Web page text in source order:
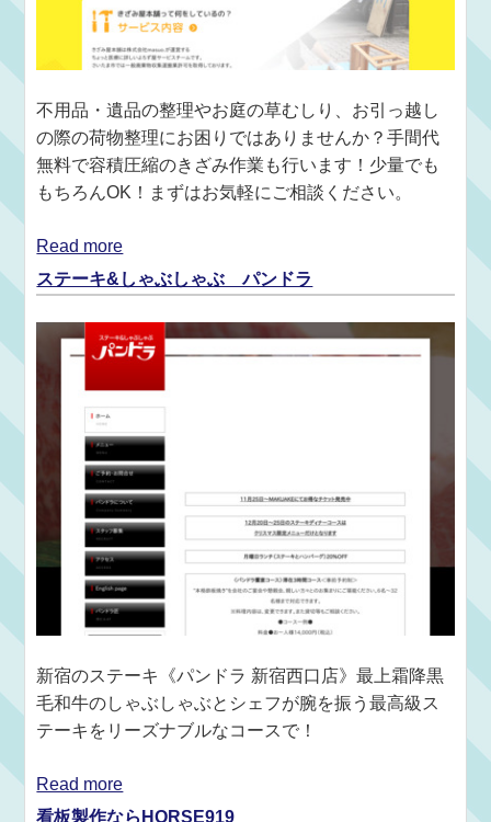
不用品・遺品の整理やお庭の草むしり、お引っ越し
の際の荷物整理にお困りではありませんか？手間代
無料で容積圧縮のきざみ作業も行います！少量でも
もちろんOK！まずはお気軽にご相談ください。
Read more
ステーキ&しゃぶしゃぶ パンドラ
新宿のステーキ《パンドラ 新宿西口店》最上霜降黒
毛和牛のしゃぶしゃぶとシェフが腕を振う最高級ス
テーキをリーズナブルなコースで！
Read more
看板製作ならHORSE919